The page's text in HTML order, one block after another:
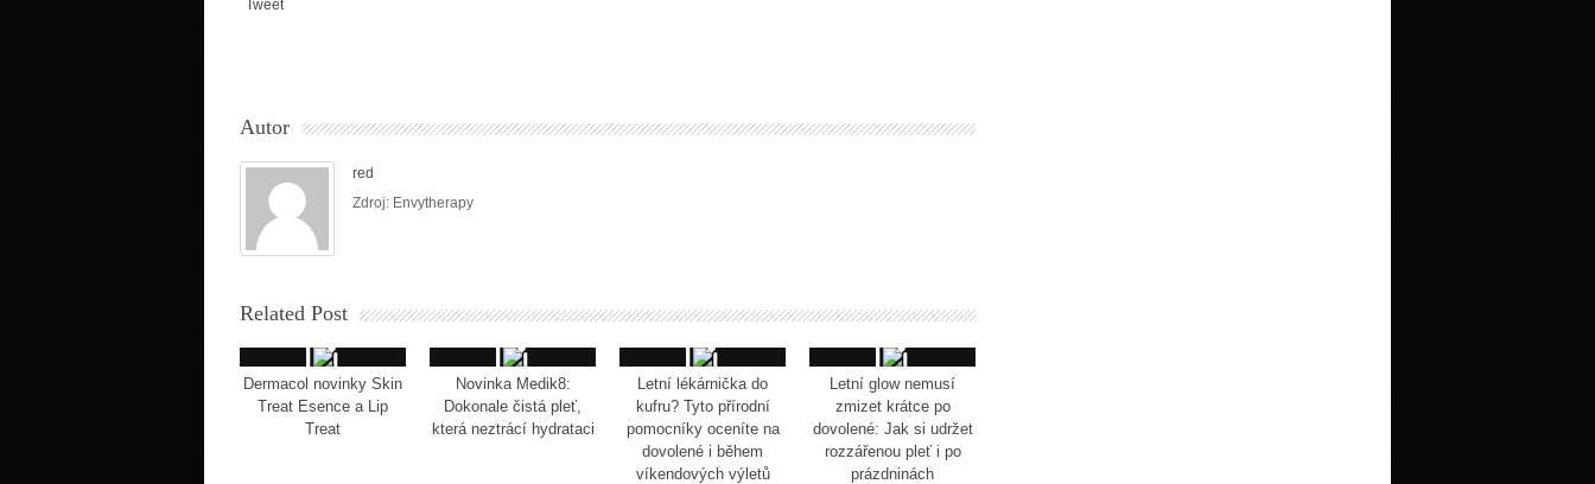
Tweet
Autor
red
Zdroj: Envytherapy
Related Post
Dermacol novinky Skin
Treat Esence a Lip
Treat
Novinka Medik8:
Dokonale čistá pleť,
která neztrácí hydrataci
Letní lékárnička do
kufru? Tyto přírodní
pomocníky oceníte na
dovolené i během
víkendových výletů
Letní glow nemusí
zmizet krátce po
dovolené: Jak si udržet
rozzářenou pleť i po
prázdninách